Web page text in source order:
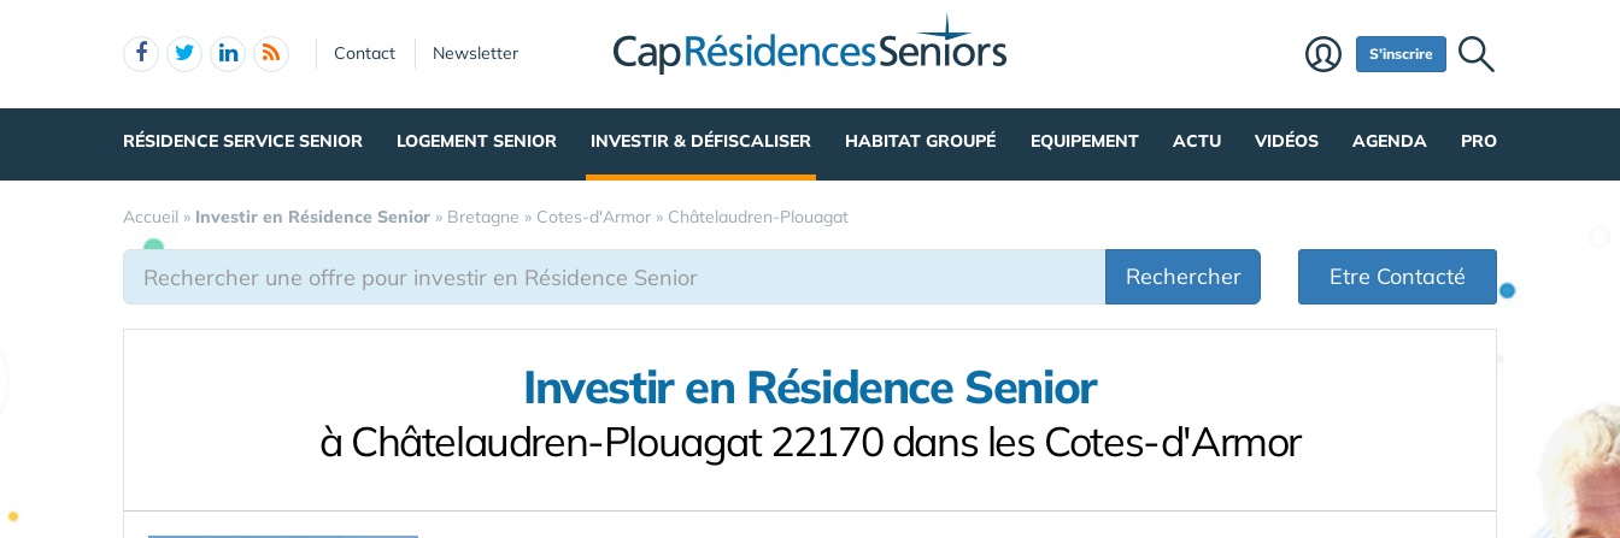
Contact Newsletter S'inscrire
RÉSIDENCE SERVICE SENIOR LOGEMENT SENIOR INVESTIR & DÉFISCALISER HABITAT GROUPÉ EQUIPEMENT ACTU VIDÉOS AGENDA PRO
Accueil » Investir en Résidence Senior » Bretagne » Cotes-d'Armor » Châtelaudren-Plouagat
Rechercher Etre Contacté
Investir en Résidence Senior
à Châtelaudren-Plouagat 22170 dans les Cotes-d'Armor